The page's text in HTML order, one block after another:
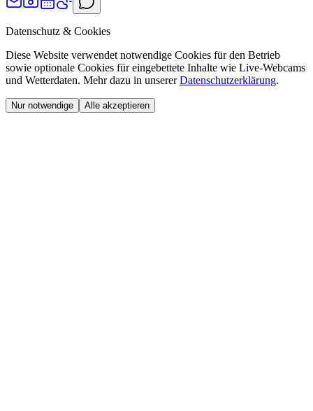
Datenschutz & Cookies
Diese Website verwendet notwendige Cookies für den Betrieb
sowie optionale Cookies für eingebettete Inhalte wie Live-Webcams
und Wetterdaten. Mehr dazu in unserer Datenschutzerklärung.
Nur notwendige Alle akzeptieren